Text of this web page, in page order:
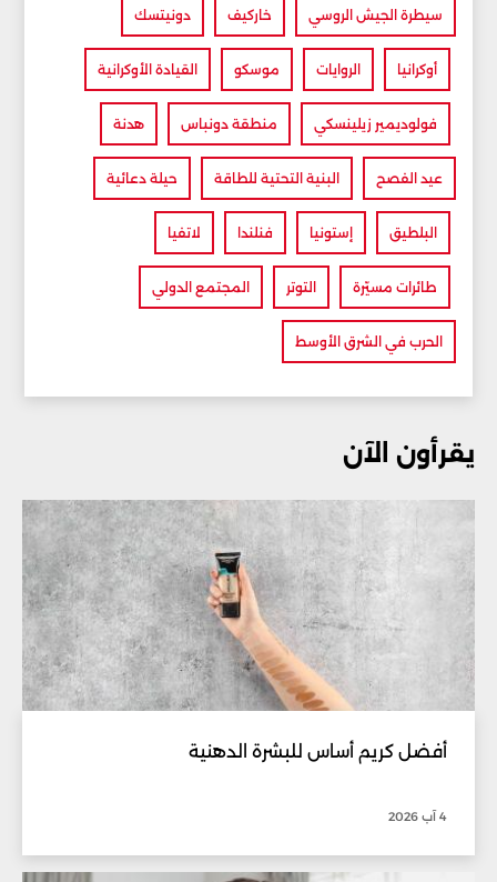
سيطرة الجيش الروسي خاركيف دونيتسك
أوكرانيا الروايات موسكو القيادة الأوكرانية
فولوديمير زيلينسكي منطقة دونباس هدنة
عيد الفصح البنية التحتية للطاقة حيلة دعائية
البلطيق إستونيا فنلندا لاتفيا
طائرات مسيّرة التوتر المجتمع الدولي
الحرب في الشرق الأوسط
يقرأون الآن
أفضل كريم أساس للبشرة الدهنية
4 آب 2026